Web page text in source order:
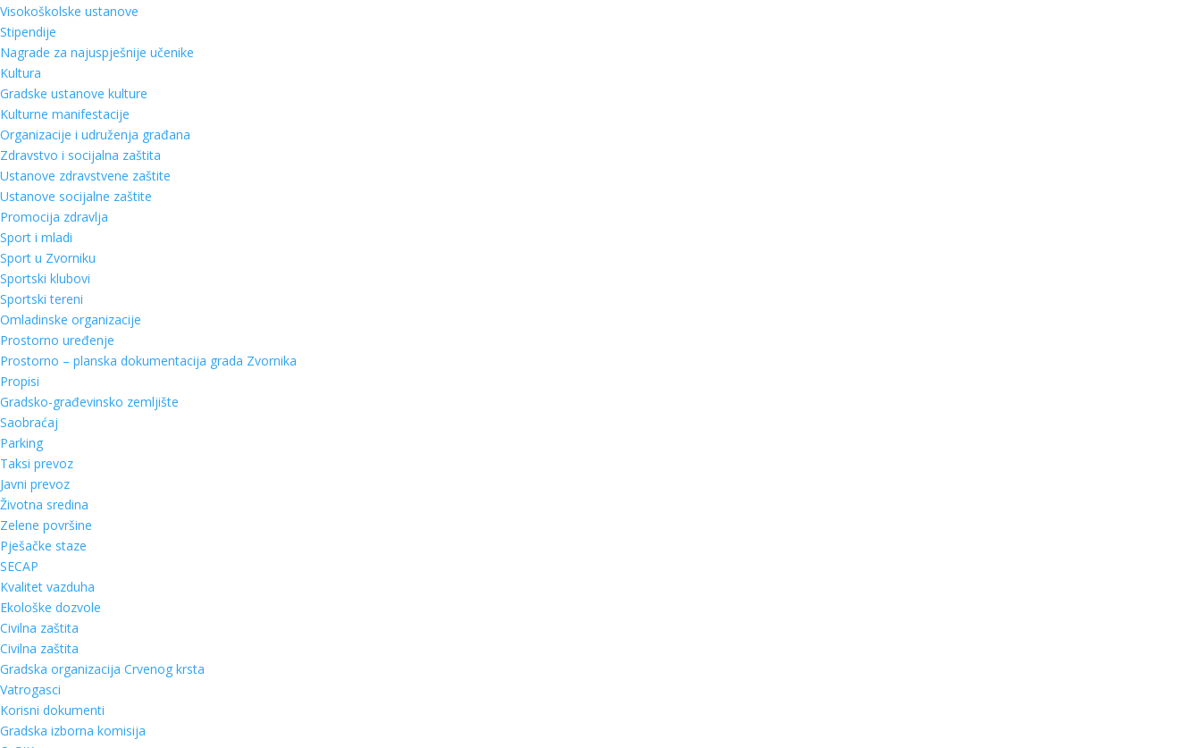
Visokoškolske ustanove
Stipendije
Nagrade za najuspješnije učenike
Kultura
Gradske ustanove kulture
Kulturne manifestacije
Organizacije i udruženja građana
Zdravstvo i socijalna zaštita
Ustanove zdravstvene zaštite
Ustanove socijalne zaštite
Promocija zdravlja
Sport i mladi
Sport u Zvorniku
Sportski klubovi
Sportski tereni
Omladinske organizacije
Prostorno uređenje
Prostorno – planska dokumentacija grada Zvornika
Propisi
Gradsko-građevinsko zemljište
Saobraćaj
Parking
Taksi prevoz
Javni prevoz
Životna sredina
Zelene površine
Pješačke staze
SECAP
Kvalitet vazduha
Ekološke dozvole
Civilna zaštita
Civilna zaštita
Gradska organizacija Crvenog krsta
Vatrogasci
Korisni dokumenti
Gradska izborna komisija